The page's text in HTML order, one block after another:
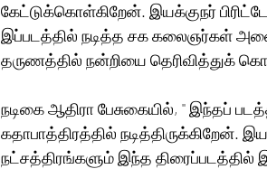
கேட்டுக்கொள்கிறேன். இயக்குநர்
இப்படத்தில் நடித்த சக கலைஞர்கள்
தருணத்தில் நன்றியை தெரிவித்துக்
நடிகை ஆதிரா பேசுகையில், '' இந்தப்
கதாபாத்திரத்தில் நடித்திருக்கிறேன்.
நட்சத்திரங்களும் இந்த திரைப்படத்தில்